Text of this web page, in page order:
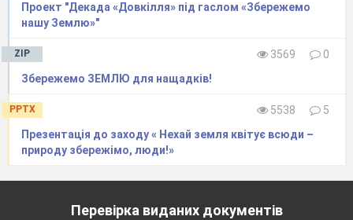
може надати правильну відповідь та
правильну фразу
Дитячі вислови
2. У невеликих кількостях він дуже
справжньою бідою.
Проект "Декада «Довкілля» під гаслом «Збережемо
нашу Землю»"
ZIP 3569
0
Збережемо ЗЕМЛЮ для нащадків!
PPTX 5538
5
Презентація до заходу « Нехай земля квітує всюди –
природу збережімо, люди!»
Перевірка виданих документів